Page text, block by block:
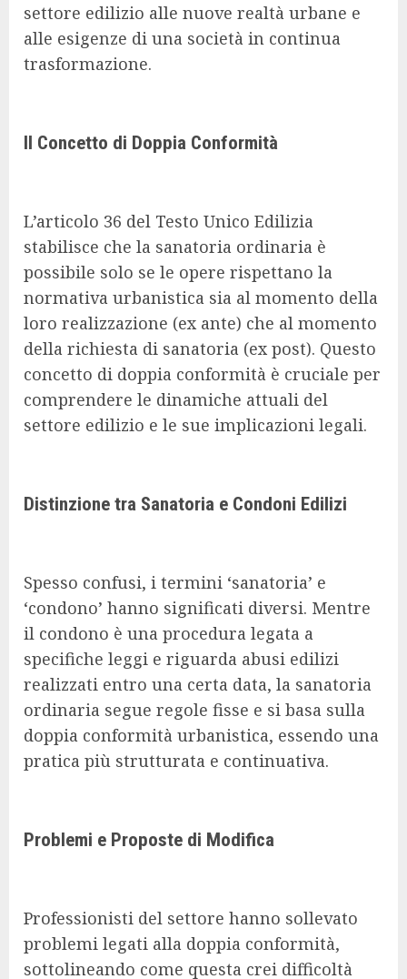
settore edilizio alle nuove realtà urbane e
alle esigenze di una società in continua
trasformazione.
Il Concetto di Doppia Conformità
L’articolo 36 del Testo Unico Edilizia
stabilisce che la sanatoria ordinaria è
possibile solo se le opere rispettano la
normativa urbanistica sia al momento della
loro realizzazione (ex ante) che al momento
della richiesta di sanatoria (ex post). Questo
concetto di doppia conformità è cruciale per
comprendere le dinamiche attuali del
settore edilizio e le sue implicazioni legali.
Distinzione tra Sanatoria e Condoni Edilizi
Spesso confusi, i termini ‘sanatoria’ e
‘condono’ hanno significati diversi. Mentre
il condono è una procedura legata a
specifiche leggi e riguarda abusi edilizi
realizzati entro una certa data, la sanatoria
ordinaria segue regole fisse e si basa sulla
doppia conformità urbanistica, essendo una
pratica più strutturata e continuativa.
Problemi e Proposte di Modifica
Professionisti del settore hanno sollevato
problemi legati alla doppia conformità,
sottolineando come questa crei difficoltà